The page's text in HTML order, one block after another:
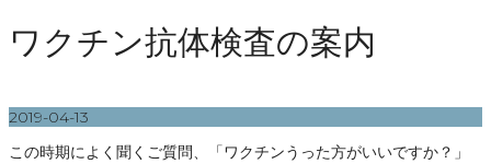
ワクチン抗体検査の案内
2019-04-13
この時期によく聞くご質問、「ワクチンうった方がいいですか？」